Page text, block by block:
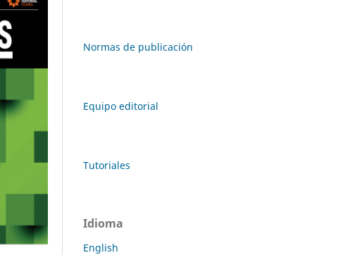
Normas de publicación
Equipo editorial
Tutoriales
Idioma
English